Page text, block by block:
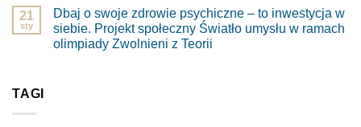
…
–
Linkedin
Local
Szczecin
Czy
to
czas,
by
21
sty
Dbaj o swoje zdrowie psychiczne – to inwestycja w
siebie. Projekt społeczny Światło umysłu w ramach
olimpiady Zwolnieni z Teorii
TAGI